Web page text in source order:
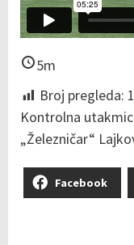
5m
Broj pregleda:
Kontrolna
„Železničar“
Facebook